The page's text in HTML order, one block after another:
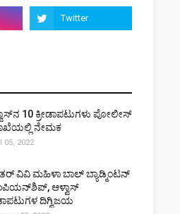
10 ಕ್ರೀಡಾಪಟುಗಳು ಪೋಲೀಸ್
ನೇಮಕ
05, 2022
ವಿವಿ ಮಹಿಳಾ ಬಾಲ್ ಬ್ಯಾಡ್ಮಿಂಟನ್
ಆಳ್ವಾಸ್
ದಿಗ್ವಿಜಯ